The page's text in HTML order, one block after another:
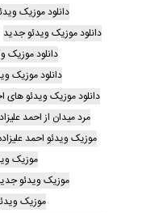
دانلود موزیک
دانلود موزیک ویدئو جدید
دانلود موزیک
دانلود موزیک
دانلود موزیک ویدئو های
مرد میدان از احمد
موزیک ویدئو احمد
موزیک
موزیک ویدئو
موزیک